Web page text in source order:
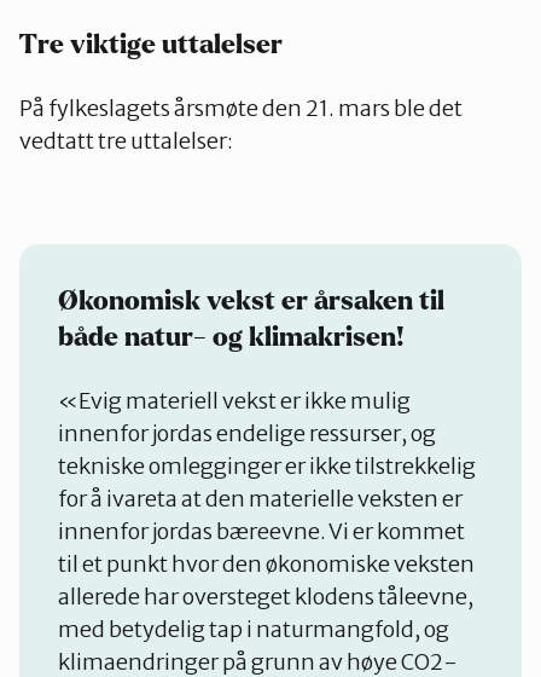
Tre viktige uttalelser
På fylkeslagets årsmøte den 21. mars ble det
vedtatt tre uttalelser:
Økonomisk vekst er årsaken til
både natur- og klimakrisen!
«Evig materiell vekst er ikke mulig
innenfor jordas endelige ressurser, og
tekniske omlegginger er ikke tilstrekkelig
for å ivareta at den materielle veksten er
innenfor jordas bæreevne. Vi er kommet
til et punkt hvor den økonomiske veksten
allerede har oversteget klodens tåleevne,
med betydelig tap i naturmangfold, og
klimaendringer på grunn av høye CO2-